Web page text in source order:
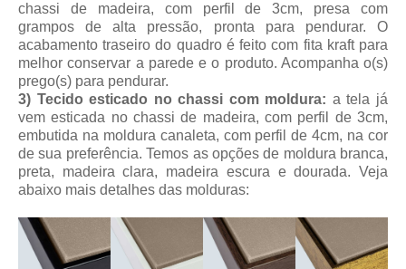
chassi de madeira, com perfil de 3cm, presa com
grampos de alta pressão, pronta para pendurar. O
acabamento traseiro do quadro é feito com fita kraft para
melhor conservar a parede e o produto. Acompanha o(s)
prego(s) para pendurar.
3) Tecido esticado no chassi com moldura: a tela já
vem esticada no chassi de madeira, com perfil de 3cm,
embutida na moldura canaleta, com perfil de 4cm, na cor
de sua preferência. Temos as opções de moldura branca,
preta, madeira clara, madeira escura e dourada. Veja
abaixo mais detalhes das molduras: